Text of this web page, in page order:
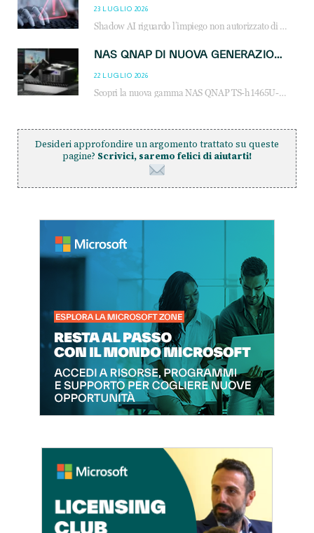
23 LUGLIO 2026
Shadow AI riguardo l’impiego non autorizzato di sistemi AI all’interno dell’azienda. E’ una pratica che si diffonde a partire dai dipendenti fino ai dirigenti e mette a repentaglio la cybersecurity, con costi più elevati per le organizzazioni. Due recenti report illustrano il fenomeno e forniscono dati in merito
NAS QNAP DI NUOVA GENERAZIONE: PIÙ PRESTAZIONI, SCALABILITÀ E PROTEZIONE DEI DATI PER LE INFRASTRUTTURE IT MODERNE
22 LUGLIO 2026
Scopri la nuova gamma NAS QNAP TS-h1465U-RP, TS-h1065eU e TS-h665U: storage aziendale con ZFS, DDR5, E1.S NVMe e connettività 2.5GbE per backup, virtualizzazione e cybersecurity.
Desideri approfondire un argomento trattato su queste
pagine? Scrivici, saremo felici di aiutarti!